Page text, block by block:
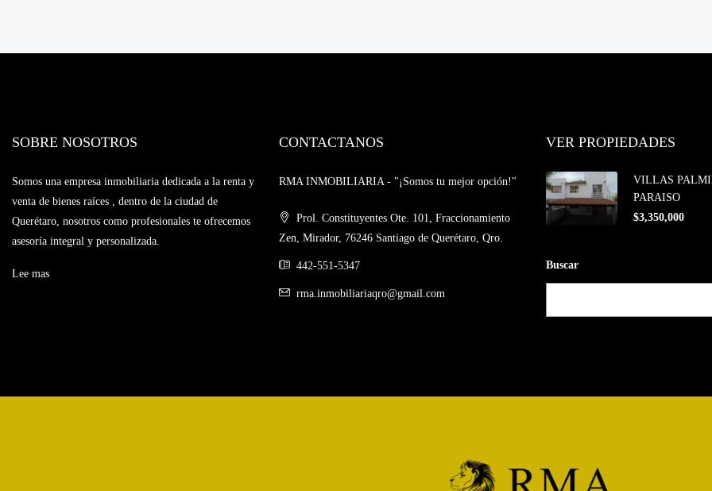
SOBRE NOSOTROS
Somos una empresa inmobiliaria dedicada a la renta y
venta de bienes raíces , dentro de la ciudad de
Querétaro, nosotros como profesionales te ofrecemos
asesoría integral y personalizada.
Lee mas
CONTACTANOS
RMA INMOBILIARIA - "¡Somos tu mejor opción!"
Prol. Constituyentes Ote. 101, Fraccionamiento
Zen, Mirador, 76246 Santiago de Querétaro, Qro.
442-551-5347
rma.inmobiliariaqro@gmail.com
VER PROPIEDADES
VILLAS
PARAISO
$3,350,000
Buscar